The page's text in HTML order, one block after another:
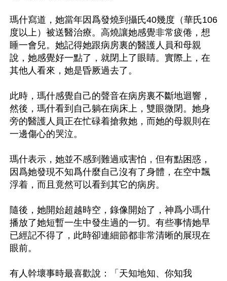
瑪什寫道，她當年因爲發燒到攝氏40幾度（華氏106
度以上）被送醫治療。高燒讓她感覺非常疲倦，想
睡一會兒。她記得她跟病房裏的醫護人員和母親
說，她感覺好一點了，就閉上了眼睛。實際上，在
其他人看來，她是昏厥過去了。
此時，瑪什感覺自己的聲音在病房裏不斷地迴響，
然後，瑪什看到自己躺在病床上，雙眼微閉。她身
旁的醫護人員正在忙碌着搶救她，而她的母親則在
一邊傷心的哭泣。
瑪什表示，她並不感到難過或害怕，但有點困惑，
因爲她發現不知爲什麼自己沒有了身體，在空中飄
浮着，而且竟然可以看到其它的病房。
隨後，她開始超越時空，錄像開始了，神爲小瑪什
播放了她短暫一生中發生過的一切。有些事情她早
已經記不得了，此時卻連細節都非常清晰的展現在
眼前。
有人幹壞事時最喜歡說：「天知地知、你知我